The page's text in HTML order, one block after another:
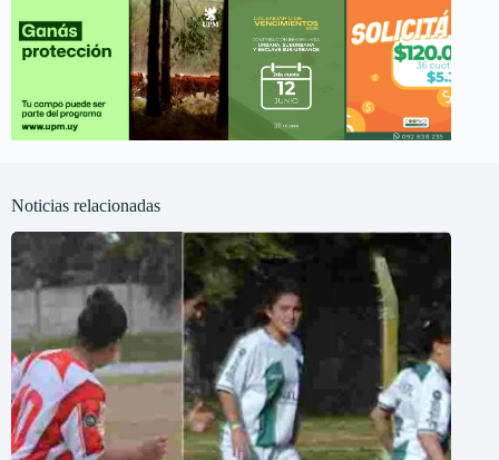
Noticias relacionadas